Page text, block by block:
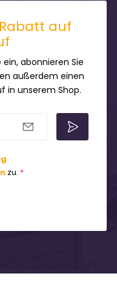
auf
ein, abonnieren Sie
außerdem einen
in unserem Shop.
zu. *